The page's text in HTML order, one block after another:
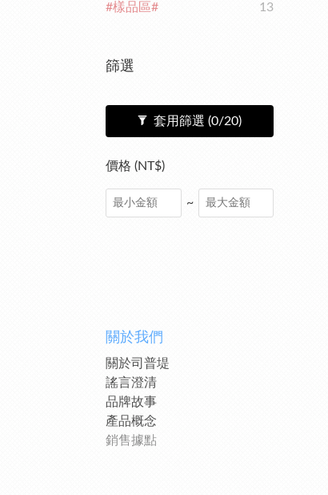
#樣品區#
13
篩選
套用篩選 (0/20)
價格 (NT$)
~
關於我們
關於司普堤
謠言澄清
品牌故事
產品概念
銷售據點